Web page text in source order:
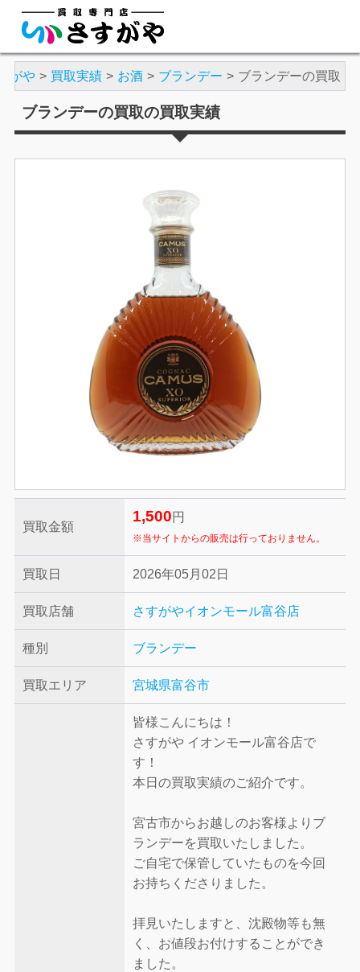
がや 買取実績 お酒 ブランデー ブランデーの買取
ブランデーの買取の買取実績
買取金額
1,500 円
※当サイトからの販売は行っておりません。
買取日 2026年05月02日
買取店舗 さすがやイオンモール富谷店
種別 ブランデー
買取エリア 宮城県富谷市
皆様こんにちは！
さすがや イオンモール富谷店で
す！
本日の買取実績のご紹介です。
宮古市からお越しのお客様よりブ
ランデーを買取いたしました。
ご自宅で保管していたものを今回
お持ちくださりました。
拝見いたしますと、沈殿物等も無
く、お値段お付けすることができ
ました。